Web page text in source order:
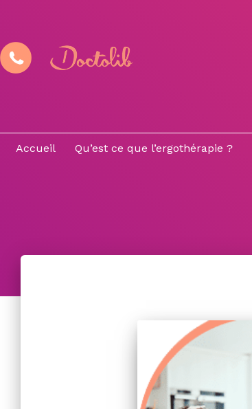
Accueil Qu’est ce que l’ergothérapie ?